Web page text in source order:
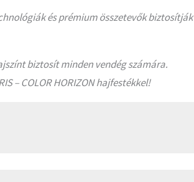
és prémium összetevők biztosítják
biztosít minden vendég számára.
– COLOR HORIZON hajfestékkel!